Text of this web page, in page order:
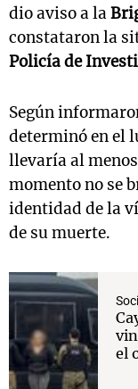
dio aviso a la
constataron la
Policía de
Según
determinó en el
llevaría al menos
momento no se
identidad de la
de su muerte.
el